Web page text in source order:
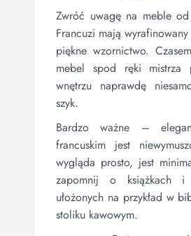
Zwróć uwagę na meble
Francuzi mają
piękne wzornictwo.
mebel spod ręki mistrza
wnętrzu naprawdę
szyk.
Bardzo ważne –
francuskim jest
wygląda prosto, jest
zapomnij o książkach i
ułożonych na przykład w
stoliku kawowym.